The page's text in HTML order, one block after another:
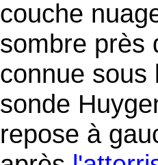
couche
sombre près
connue
sonde
repose à